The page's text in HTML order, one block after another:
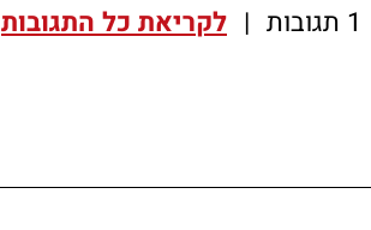
1 תגובות | לקריאת כל התגובות